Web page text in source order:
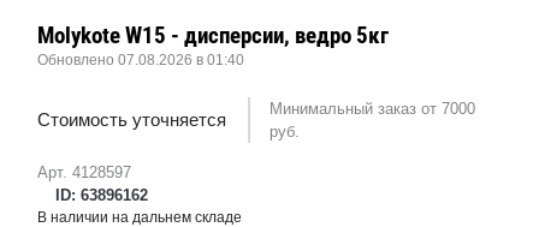
Арт. 4128597
ID: 63896162
Molykote W15 - дисперсии, ведро 5кг
Обновлено 07.08.2026 в 01:40
Стоимость уточняется
Минимальный заказ от 7000
руб.
В наличии на дальнем складе